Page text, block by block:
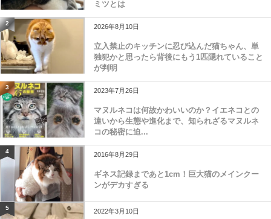
ミツとは
2 2026年8月10日
立入禁止のキッチンに忍び込んだ猫ちゃん、単
独犯かと思ったら背後にもう1匹隠れていること
が判明
3 2023年7月26日
マヌルネコは何故かわいいのか？イエネコとの
違いから生態や進化まで、知られざるマヌルネ
コの秘密に迫...
4 2016年8月29日
ギネス記録まであと1cm！巨大猫のメインクー
ンがデカすぎる
5 2022年3月10日